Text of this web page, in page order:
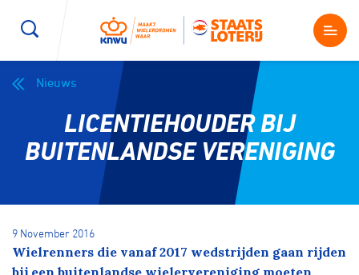
Kenniscentrum
Magazine
Nieuws
Nieuws
LICENTIEHOUDER BIJ
BUITENLANDSE VERENIGING
9 November 2016
Wielrenners die vanaf 2017 wedstrijden gaan rijden
bij een buitenlandse wielervereniging moeten
Wegwielrennen Mountainbiken
E-Racing
Kunstwielrijden ID-Cycling
Baanwielrennen